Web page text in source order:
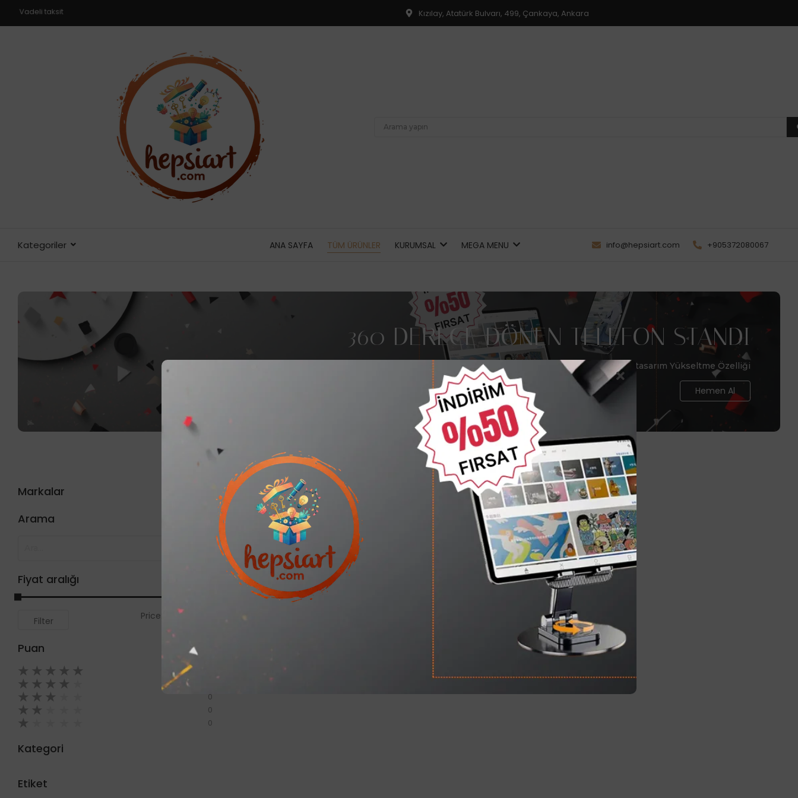
Vadeli taksit Kızılay, Atatürk Bulvarı, 499, Çankaya, Ankara
Kategoriler ANA SAYFA TÜM ÜRÜNLER KURUMSAL MEGA MENU info@hepsiart.com +905372080067
360 DERECE DÖNEN TELEFON STANDI
Metal Alaşım ,Tablet ve Telefonlar için benzersiz tasarım Yükseltme Özelliği
Hemen Al
Markalar
Arama
Fiyat aralığı
Filter Price: —
Puan
★ ★ ★ ★ ★
★ ★ ★ ★
★ ★ ★ 0
★ ★ 0
★ 0
Kategori
Etiket
Sonuç bulunamadı